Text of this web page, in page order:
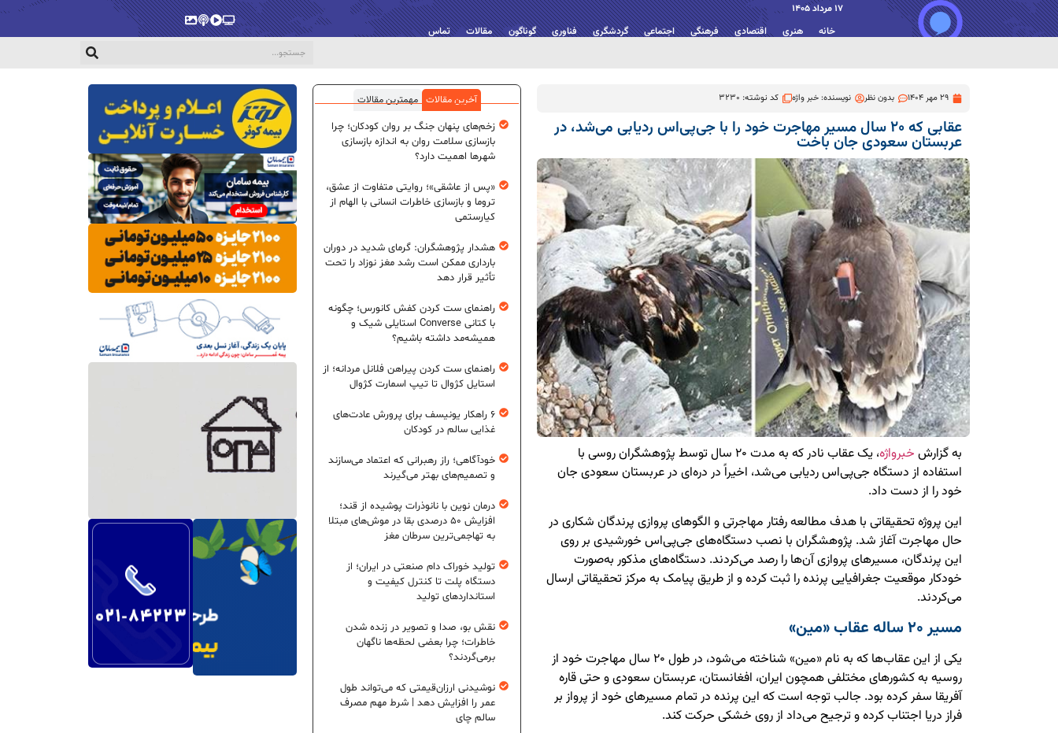
17 مرداد 1405
خانه هنری اقتصادی فرهنگی اجتماعی گردشگری فناوری گوناگون مقالات تماس
پخش‌زندهویدیو
پادکستگالری
29 مهر 1404 بدون نظر نویسنده:خبر واژه کد نوشته: 3230
عقابی که ۲۰ سال مسیر مهاجرت خود را با جی‌پی‌اس ردیابی می‌شد، در
عربستان سعودی جان باخت
به گزارش خبرواژه
، یک عقاب نادر که به مدت ۲۰ سال توسط پژوهشگران روسی با
استفاده از دستگاه جی‌پی‌اس ردیابی می‌شد، اخیراً در دره‌ای در عربستان سعودی جان
خود را از دست داد.
این پروژه تحقیقاتی با هدف مطالعه رفتار مهاجرتی و الگوهای پروازی پرندگان شکاری در
حال مهاجرت آغاز شد. پژوهشگران با نصب دستگاه‌های جی‌پی‌اس خورشیدی بر روی
این پرندگان، مسیرهای پروازی آن‌ها را رصد می‌کردند. دستگاه‌های مذکور به‌صورت
خودکار موقعیت جغرافیایی پرنده را ثبت کرده و از طریق پیامک به مرکز تحقیقاتی ارسال
می‌کردند.
مسیر ۲۰ ساله عقاب «مین»
یکی از این عقاب‌ها که به نام «مین» شناخته می‌شود، در طول ۲۰ سال مهاجرت خود از
روسیه به کشورهای مختلفی همچون ایران، افغانستان، عربستان سعودی و حتی قاره
آفریقا سفر کرده بود. جالب توجه است که این پرنده در تمام مسیرهای خود از پرواز بر
فراز دریا اجتناب کرده و ترجیح می‌داد از روی خشکی حرکت کند.
آخرین مقالات مهمترین مقالات
زخم‌های پنهان جنگ بر روان کودکان؛ چرا
بازسازی سلامت روان به اندازه بازسازی
شهرها اهمیت دارد؟
«پس از عاشقی»؛ روایتی متفاوت از عشق،
تروما و بازسازی خاطرات انسانی با الهام از
کیارستمی
هشدار پژوهشگران: گرمای شدید در دوران
بارداری ممکن است رشد مغز نوزاد را تحت
تأثیر قرار دهد
راهنمای ست کردن کفش کانورس؛ چگونه
با کتانی Converse استایلی شیک و
همیشه‌مد داشته باشیم؟
راهنمای ست کردن پیراهن فلانل مردانه؛ از
استایل کژوال تا تیپ اسمارت کژوال
۶ راهکار یونیسف برای پرورش عادت‌های
غذایی سالم در کودکان
خودآگاهی؛ راز رهبرانی که اعتماد می‌سازند
و تصمیم‌های بهتر می‌گیرند
درمان نوین با نانوذرات پوشیده از قند؛
افزایش ۵۰ درصدی بقا در موش‌های مبتلا
به تهاجمی‌ترین سرطان مغز
تولید خوراک دام صنعتی در ایران؛ از
دستگاه پلت تا کنترل کیفیت و
استانداردهای تولید
نقش بو، صدا و تصویر در زنده شدن
خاطرات؛ چرا بعضی لحظه‌ها ناگهان
برمی‌گردند؟
نوشیدنی ارزان‌قیمتی که می‌تواند طول
عمر را افزایش دهد | شرط مهم مصرف
سالم چای